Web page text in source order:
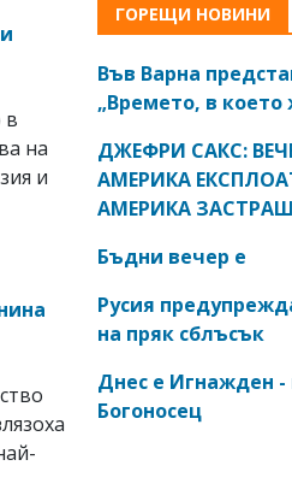
в
на
и
ГОРЕЩИ НОВИНИ
Във Варна
„Времето, в
ДЖЕФРИ САКС:
АМЕРИКА
АМЕРИКА
Бъдни вечер е
Русия
на пряк сблъсък
Днес е Игнажден -
Богоносец